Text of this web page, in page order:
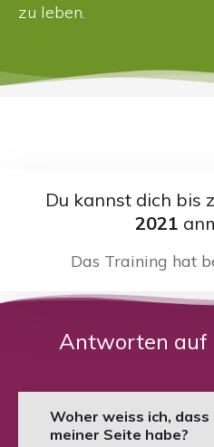
zu leben.
Du kannst dich bis
2021
Das Training hat
Antworten auf
Woher weiss ich,
meiner Seite habe?